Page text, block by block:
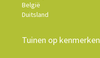
België
Duitsland
Tuinen op kenmerken